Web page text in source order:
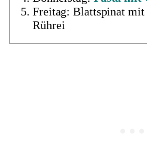
Freitag: Blattspinat
Rührei